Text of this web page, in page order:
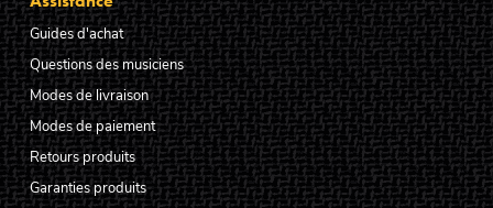
Guides d'achat
Questions des musiciens
Modes de livraison
Modes de paiement
Retours produits
Garanties produits